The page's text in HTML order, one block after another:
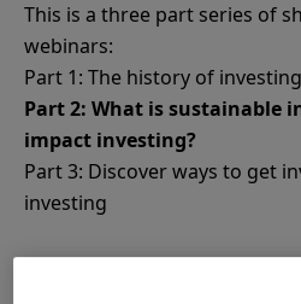
This is a three part series of
webinars:
Part 2: What is sustainable
impact investing?
Part 3: Discover ways to get
investing
Webinar host:Samuel